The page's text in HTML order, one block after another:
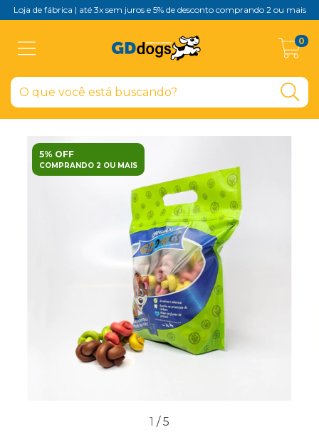
Loja de fábrica | até 3x sem juros e 5% de desconto comprando 2 ou mais
0
5% OFF
COMPRANDO 2 OU MAIS
1 /5